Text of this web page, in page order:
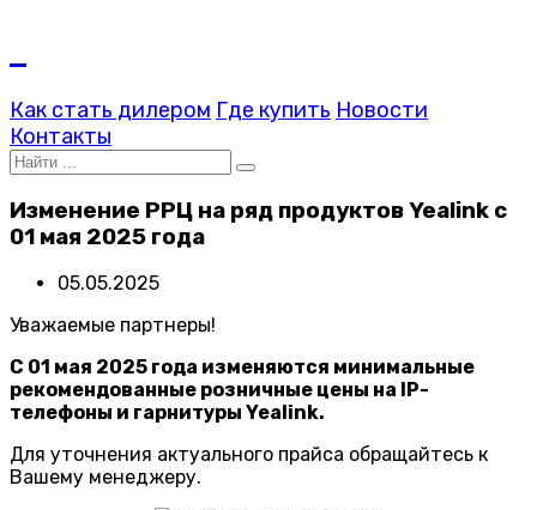
Как стать дилером Где купить Новости
Контакты
Изменение РРЦ на ряд продуктов Yealink с
01 мая 2025 года
05.05.2025
Уважаемые партнеры!
С 01 мая 2025 года изменяются минимальные
рекомендованные розничные цены на IP-
телефоны и гарнитуры Yealink.
Для уточнения актуального прайса обращайтесь к
Вашему менеджеру.